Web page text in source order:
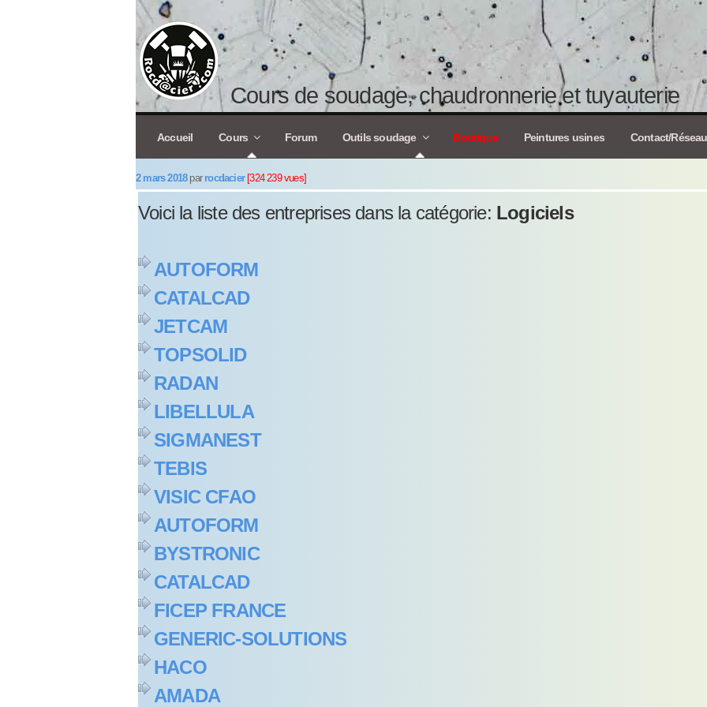
Cours de soudage, chaudronnerie et tuyauterie
Accueil Cours Forum Outils soudage Boutique Peintures usines Contact/
2 mars 2018par rocdacier[324 239 vues]
Voici la liste des entreprises dans la catégorie: Logiciels
AUTOFORM
CATALCAD
JETCAM
TOPSOLID
RADAN
LIBELLULA
SIGMANEST
TEBIS
VISIC CFAO
AUTOFORM
BYSTRONIC
CATALCAD
FICEP FRANCE
GENERIC-SOLUTIONS
HACO
AMADA